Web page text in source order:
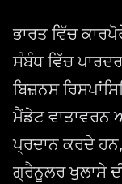
ਭਾਰਤ ਵਿੱਚ
ਸੰਬੰਧ ਵਿੱਚ
ਬਿਜ਼ਨਸ
ਮੈਂਡੇਟ ਵਾਤਾਵਰਨ
ਪ੍ਰਦਾਨ ਕਰਦੇ
ਗ੍ਰੈਨੂਲਰ ਖੁਲਾਸੇ